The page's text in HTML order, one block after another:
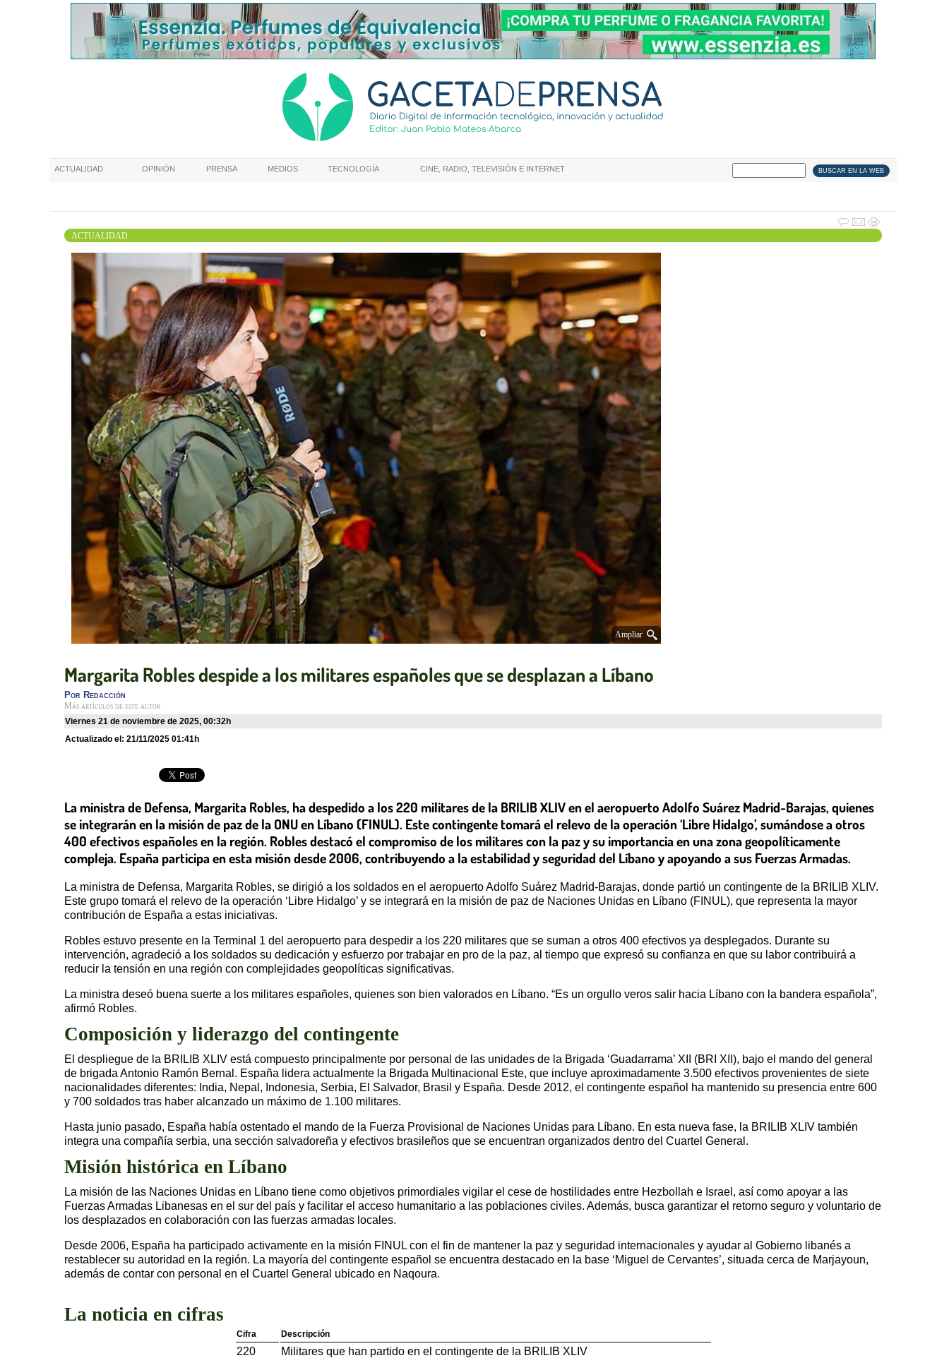
ACTUALIDAD OPINIÓN PRENSA MEDIOS TECNOLOGÍA CINE, RADIO, TELEVISIÓN E INTERNET
ACTUALIDAD
Ampliar
Margarita Robles despide a los militares españoles que se desplazan a Líbano
Por Redacción
Más artículos de este autor
viernes 21 de noviembre de 2025, 00:32h
Actualizado el: 21/11/2025 01:41h
La ministra de Defensa, Margarita Robles, ha despedido a los 220 militares de la BRILIB XLIV en el aeropuerto Adolfo Suárez Madrid-Barajas, quienes
se integrarán en la misión de paz de la ONU en Líbano (FINUL). Este contingente tomará el relevo de la operación ‘Libre Hidalgo’, sumándose a otros
400 efectivos españoles en la región. Robles destacó el compromiso de los militares con la paz y su importancia en una zona geopolíticamente
compleja. España participa en esta misión desde 2006, contribuyendo a la estabilidad y seguridad del Líbano y apoyando a sus Fuerzas Armadas.
La ministra de Defensa, Margarita Robles, se dirigió a los soldados en el aeropuerto Adolfo Suárez Madrid-Barajas, donde partió un contingente de la BRILIB XLIV.
Este grupo tomará el relevo de la operación ‘Libre Hidalgo’ y se integrará en la misión de paz de Naciones Unidas en Líbano (FINUL), que representa la mayor
contribución de España a estas iniciativas.
Robles estuvo presente en la Terminal 1 del aeropuerto para despedir a los 220 militares que se suman a otros 400 efectivos ya desplegados. Durante su
intervención, agradeció a los soldados su dedicación y esfuerzo por trabajar en pro de la paz, al tiempo que expresó su confianza en que su labor contribuirá a
reducir la tensión en una región con complejidades geopolíticas significativas.
La ministra deseó buena suerte a los militares españoles, quienes son bien valorados en Líbano. “Es un orgullo veros salir hacia Líbano con la bandera española”,
afirmó Robles.
Composición y liderazgo del contingente
El despliegue de la BRILIB XLIV está compuesto principalmente por personal de las unidades de la Brigada ‘Guadarrama’ XII (BRI XII), bajo el mando del general
de brigada Antonio Ramón Bernal. España lidera actualmente la Brigada Multinacional Este, que incluye aproximadamente 3.500 efectivos provenientes de siete
nacionalidades diferentes: India, Nepal, Indonesia, Serbia, El Salvador, Brasil y España. Desde 2012, el contingente español ha mantenido su presencia entre 600
y 700 soldados tras haber alcanzado un máximo de 1.100 militares.
Hasta junio pasado, España había ostentado el mando de la Fuerza Provisional de Naciones Unidas para Líbano. En esta nueva fase, la BRILIB XLIV también
integra una compañía serbia, una sección salvadoreña y efectivos brasileños que se encuentran organizados dentro del Cuartel General.
Misión histórica en Líbano
La misión de las Naciones Unidas en Líbano tiene como objetivos primordiales vigilar el cese de hostilidades entre Hezbollah e Israel, así como apoyar a las
Fuerzas Armadas Libanesas en el sur del país y facilitar el acceso humanitario a las poblaciones civiles. Además, busca garantizar el retorno seguro y voluntario de
los desplazados en colaboración con las fuerzas armadas locales.
Desde 2006, España ha participado activamente en la misión FINUL con el fin de mantener la paz y seguridad internacionales y ayudar al Gobierno libanés a
restablecer su autoridad en la región. La mayoría del contingente español se encuentra destacado en la base ‘Miguel de Cervantes’, situada cerca de Marjayoun,
además de contar con personal en el Cuartel General ubicado en Naqoura.
La noticia en cifras
Cifra Descripción
220
Militares que han partido en el contingente de la BRILIB XLIV